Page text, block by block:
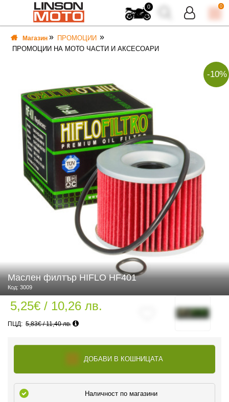
0 0
Магазин
ПРОМОЦИИ
ПРОМОЦИИ НА МОТО ЧАСТИ И АКСЕСОАРИ
-10%
Маслен филтър HIFLO HF401
Код: 3009
5,25€ / 10,26 лв.
5,83€ / 11,40 лв.
ДОБАВИ В КОШНИЦАТА
Наличност по магазини